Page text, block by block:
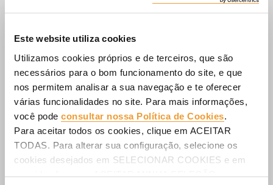
Este website utiliza cookies
Utilizamos cookies próprios e de terceiros, que são
necessários para o bom funcionamento do site, e que
nos permitem analisar a sua navegação e te oferecer
várias funcionalidades no site. Para mais informações,
você pode consultar nossa Política de Cookies.
Para aceitar todos os cookies, clique em ACEITAR
TODAS. Para alterar sua configuração, selecione os
cookies desejados em SELECIONAR COOKIES e em
seguida clique em ACEITAR MINHA SELEÇÃO.
Sede em Portugal
ULMA Portugal Lda.
Rua Fontes Pereira de Melo nº8
Zona Industrial
Vale de Figueira
2695-762 SÃO JOÃO DA TALHA, LISBOA
Portugal
Telefone:+351 219 947 850